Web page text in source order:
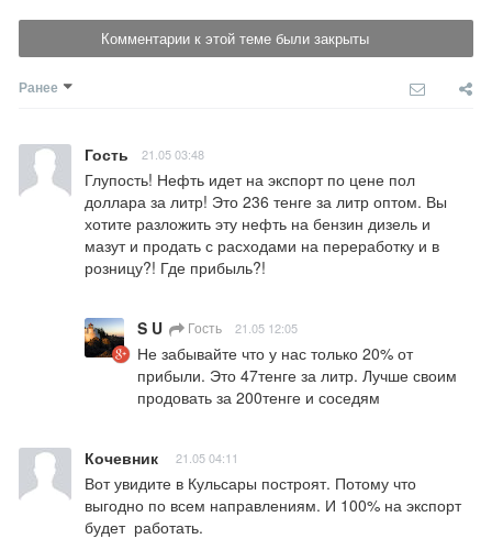
Комментарии к этой теме были закрыты
Ранее
Гость 21.05 03:48
Глупость! Нефть идет на экспорт по цене пол
доллара за литр! Это 236 тенге за литр оптом. Вы
хотите разложить эту нефть на бензин дизель и
мазут и продать с расходами на переработку и в
розницу?! Где прибыль?!
S U Гость 21.05 12:05
Не забывайте что у нас только 20% от
прибыли. Это 47тенге за литр. Лучше своим
продовать за 200тенге и соседям
Кочевник 21.05 04:11
Вот увидите в Кульсары построят. Потому что
выгодно по всем направлениям. И 100% на экспорт
будет  работать.